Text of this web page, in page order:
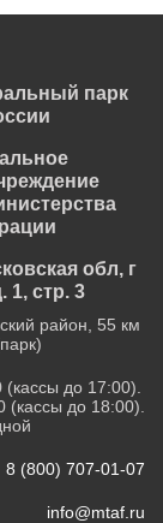
парк
обл, г
1, стр. 3
район, 55 км
до 17:00).
до 18:00).
8 (800) 707-01-07
info@mtaf.ru